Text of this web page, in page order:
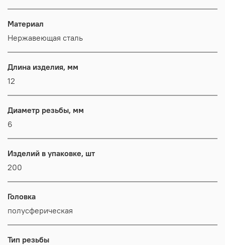
Материал
Нержавеющая сталь
Длина изделия, мм
12
Диаметр резьбы, мм
6
Изделий в упаковке, шт
200
Головка
полусферическая
Тип резьбы